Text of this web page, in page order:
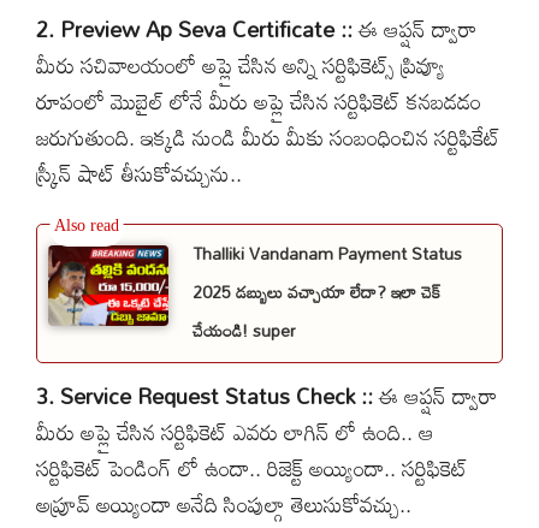
2. Preview Ap Seva Certificate ::ఈ ఆప్షన్ ద్వారా
మీరు సచివాలయంలో అప్లై చేసిన అన్ని సర్టిఫికెట్స్ ప్రివ్యూ
రూపంలో మొబైల్ లోనే మీరు అప్లై చేసిన సర్టిఫికెట్ కనబడడం
జరుగుతుంది. ఇక్కడి నుండి మీరు మీకు సంబంధించిన సర్టిఫికేట్
స్క్రీన్ షాట్ తీసుకోవచ్చును..
Thalliki Vandanam Payment Status
2025 డబ్బులు వచ్చాయా లేదా? ఇలా చెక్
చేయండి! super
3. Service Request Status Check ::ఈ ఆప్షన్ ద్వారా
మీరు అప్లై చేసిన సర్టిఫికెట్ ఎవరు లాగిన్ లో ఉంది.. ఆ
సర్టిఫికెట్ పెండింగ్ లో ఉందా.. రిజెక్ట్ అయ్యిందా.. సర్టిఫికెట్
అప్రూవ్ అయ్యిందా అనేది సింపుల్గా తెలుసుకోవచ్చు..